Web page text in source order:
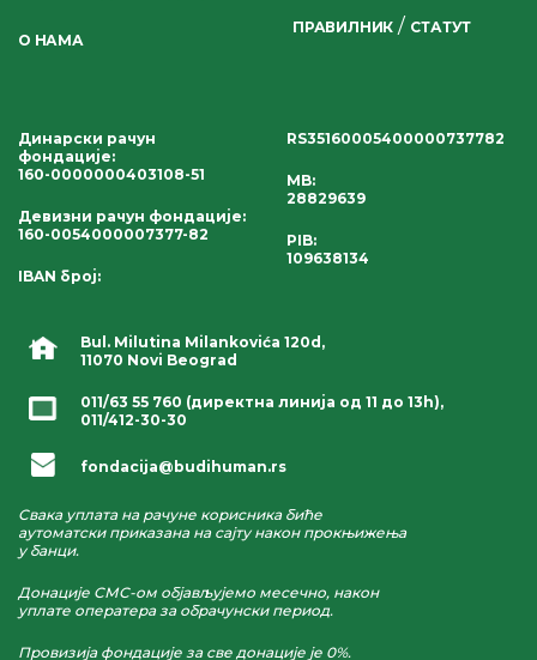
Bul. Milutina Milankovića 120d,
11070 Novi Beograd
011/63 55 760 (директна линија од 11 до 13h),
011/412-30-30
fondacija@budihuman.rs
Свака уплата на рачуне корисника биће
аутоматски приказана на сајту након прокњижења
у банци.
Донације СМС-ом објављујемо месечно, након
уплате оператера за обрачунски период.
Провизија фондације за све донације је 0%.
О НАМА
ПРАВИЛНИК / СТАТУТ
Динарски рачун
фондације:
160-0000000403108-51
Девизни рачун фондације:
160-0054000007377-82
IBAN број:
RS35160005400000737782
MB:
28829639
PIB:
109638134